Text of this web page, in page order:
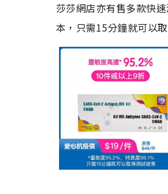
莎莎網店亦有售多款快
本，只需15分鐘就可以